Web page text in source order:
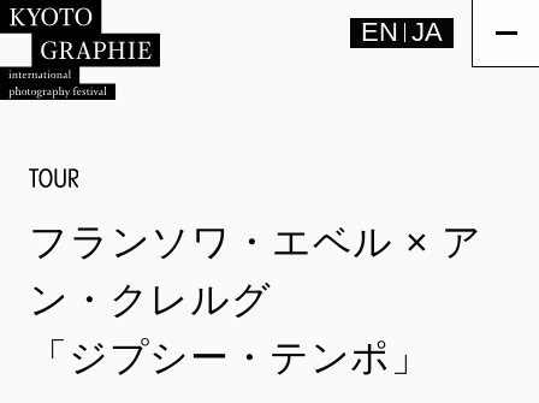
EN JA
フランソワ・エベル × ア
ン・クレルグ
「ジプシー・テンポ」